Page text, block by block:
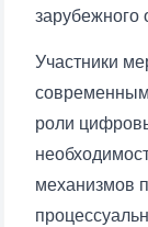
Ваше имя
Ваш номер
зарубежного
Участники
роли
механизмов